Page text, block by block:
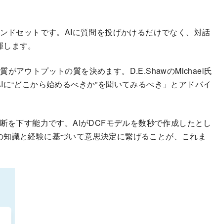
ドセットです。AIに質問を投げかけるだけでなく、対話
ます。
がアウトプットの質を決めます。D.E.ShawのMichael氏
“どこから始めるべきか”を聞いてみるべき」とアドバイ
を下す能力です。AIがDCFモデルを数秒で作成したとし
識と経験に基づいて意思決定に繋げることが、これま